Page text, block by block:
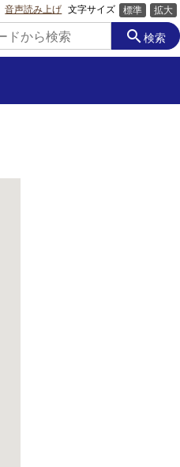
音声読み上げ 文字サイズ 標準 拡大
search検索